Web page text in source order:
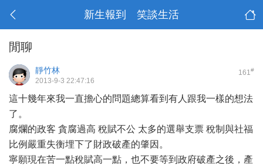
新生報到 笑談生活
閒聊
161#
靜竹林
2013-9-3 22:47:16
這十幾年來我一直擔心的問題總算看到有人跟我一樣的想法
了。
腐爛的政客 貪腐過高 稅賦不公 太多的選舉支票 稅制與社福
比例嚴重失衡埋下了財政破產的肇因。
寧願現在苦一點稅賦高一點，也不要等到政府破產之後，產